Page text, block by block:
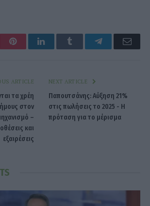
PinterestLinkedIn Tumblr Telegram
ARTICLE
τα χρέη
στον
–
και
εξαιρέσεις
NEXT ARTICLE
Παπουτσάνης: Αύξηση 21%
στις πωλήσεις το 2025 - Η
πρόταση για το μέρισμα